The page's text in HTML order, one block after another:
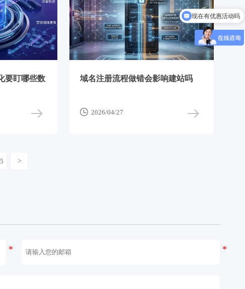
要盯哪些数
域名注册流程做错会影响建站吗
 2026/04/27
>
可以介绍下你们的产品么
现在有优惠活动吗